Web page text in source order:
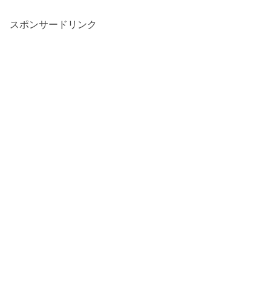
スポンサードリンク